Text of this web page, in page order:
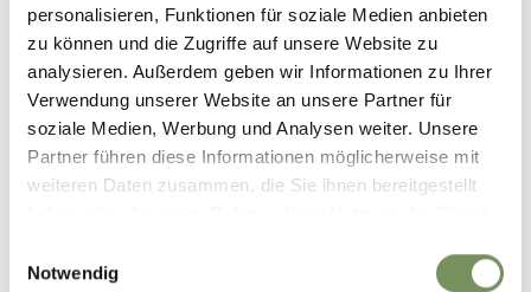
personalisieren, Funktionen für soziale Medien anbieten
zu können und die Zugriffe auf unsere Website zu
analysieren. Außerdem geben wir Informationen zu Ihrer
Verwendung unserer Website an unsere Partner für
soziale Medien, Werbung und Analysen weiter. Unsere
Partner führen diese Informationen möglicherweise mit
weiteren Daten zusammen, die Sie ihnen bereitgestellt
Notwendig
DAS KÖNNTE DICH AUCH
INTERESSIEREN